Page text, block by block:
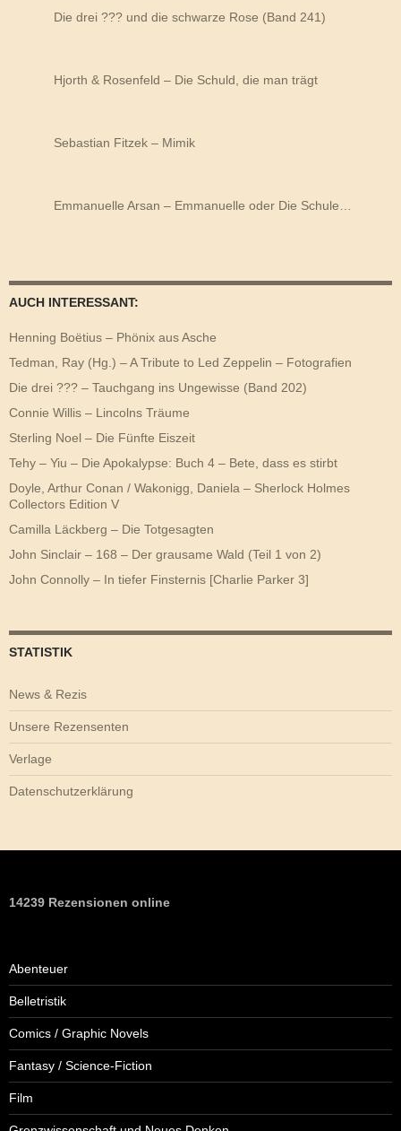
Die drei ??? und die schwarze Rose (Band 241)
Hjorth & Rosenfeld – Die Schuld, die man trägt
Sebastian Fitzek – Mimik
Emmanuelle Arsan – Emmanuelle oder Die Schule…
AUCH INTERESSANT:
Henning Boëtius – Phönix aus Asche
Tedman, Ray (Hg.) – A Tribute to Led Zeppelin – Fotografien
Die drei ??? – Tauchgang ins Ungewisse (Band 202)
Connie Willis – Lincolns Träume
Sterling Noel – Die Fünfte Eiszeit
Tehy – Yiu – Die Apokalypse: Buch 4 – Bete, dass es stirbt
Doyle, Arthur Conan / Wakonigg, Daniela – Sherlock Holmes
Collectors Edition V
Camilla Läckberg – Die Totgesagten
John Sinclair – 168 – Der grausame Wald (Teil 1 von 2)
John Connolly – In tiefer Finsternis [Charlie Parker 3]
STATISTIK
News & Rezis
Unsere Rezensenten
Verlage
Datenschutzerklärung
14239 Rezensionen online
Abenteuer
Belletristik
Comics / Graphic Novels
Fantasy / Science-Fiction
Film